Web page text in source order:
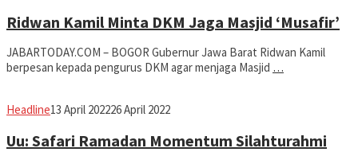
Ridwan Kamil Minta DKM Jaga Masjid ‘Musafir’
JABARTODAY.COM – BOGOR Gubernur Jawa Barat Ridwan Kamil
berpesan kepada pengurus DKM agar menjaga Masjid …
HeadlineAvila
13 April 202226 April 2022
Uu: Safari Ramadan Momentum Silahturahmi